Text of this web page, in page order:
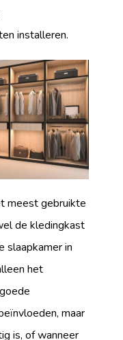
installeren.
meest gebruikte
de kledingkast
slaapkamer in
het
maar
is, of wanneer